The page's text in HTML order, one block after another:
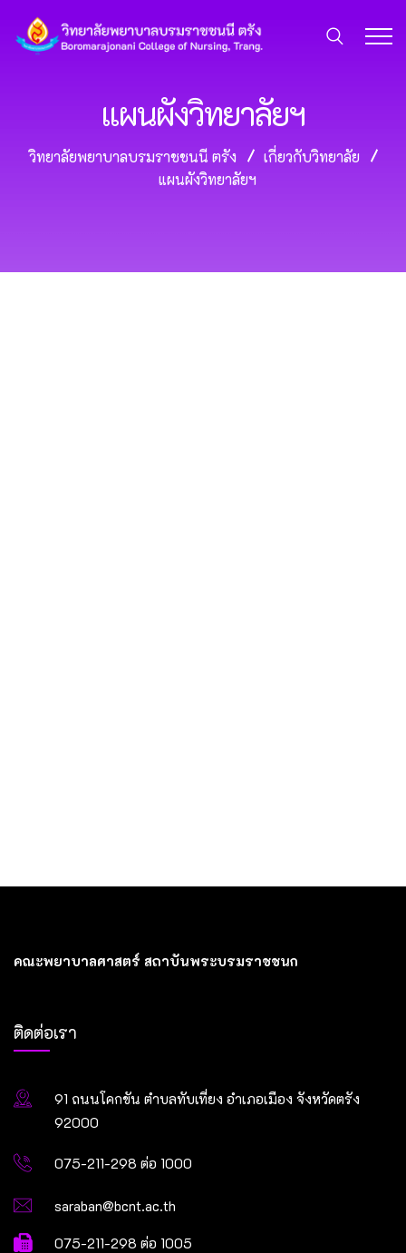
แผนผังวิทยาลัยฯ
วิทยาลัยพยาบาลบรมราชชนนี ตรัง
เกี่ยวกับวิทยาลัย
แผนผังวิทยาลัยฯ
คณะพยาบาลศาสตร์ สถาบันพระบรมราชชนก
ติดต่อเรา
91 ถนนโคกขัน ตำบลทับเที่ยง อำเภอเมือง จังหวัดตรัง
92000
075-211-298 ต่อ 1000
saraban@bcnt.ac.th
075-211-298 ต่อ 1005